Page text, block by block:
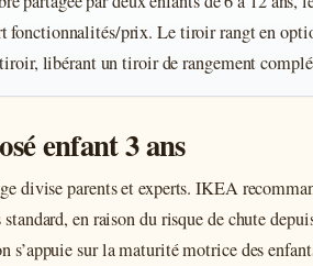
fonctionnalités/prix. Le tiroir rangt en
libérant un tiroir de rangement
enfant 3 ans
divise parents et experts. IKEA
standard, en raison du risque de chute
s’appuie sur la maturité motrice des